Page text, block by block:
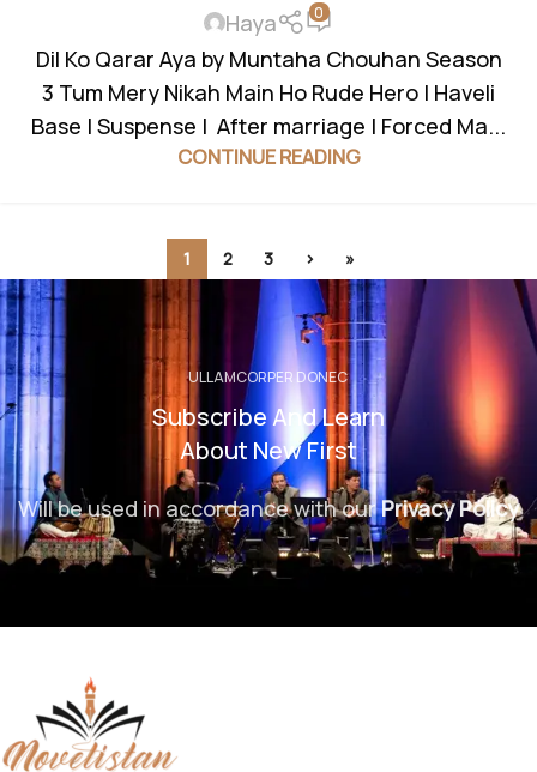
Haya 0
Dil Ko Qarar Aya by Muntaha Chouhan Season
3 Tum Mery Nikah Main Ho Rude Hero | Haveli
Base | Suspense | After marriage | Forced Ma...
CONTINUE READING
1 2 3 › »
ULLAMCORPER DONEC
Subscribe And Learn
About New First
Will be used in accordance with ourPrivacy Policy